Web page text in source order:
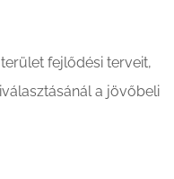
fejlődési terveit,
a jövőbeli